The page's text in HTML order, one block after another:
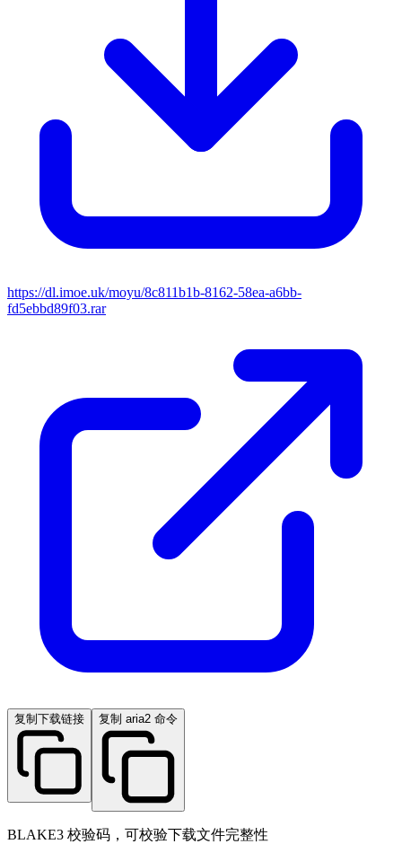
https://dl.imoe.uk/moyu/8c811b1b-8162-58ea-a6bb-
fd5ebbd89f03.rar
复制下载链接 复制 aria2 命令
BLAKE3 校验码，可校验下载文件完整性